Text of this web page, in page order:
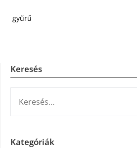
gyűrű
Keresés
Kategóriák